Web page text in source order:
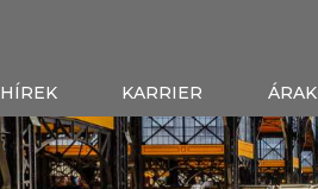
HÍREK KARRIER ÁRAK